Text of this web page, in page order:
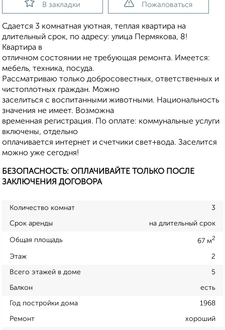
В закладки Пожаловаться
Сдается 3 комнатная уютная, теплая квартира на
длительный срок, по адресу: улица Пермякова, 8!
Квартира в
отличном состоянии не требующая ремонта. Имеется:
мебель, техника, посуда.
Рассматриваю только добросовестных, ответственных и
чистоплотных граждан. Можно
заселиться с воспитанными животными. Национальность
значения не имеет. Возможна
временная регистрация. По оплате: коммунальные услуги
включены, отдельно
оплачивается интернет и счетчики свет+вода. Заселится
можно уже сегодня!
БЕЗОПАСНОСТЬ: ОПЛАЧИВАЙТЕ ТОЛЬКО ПОСЛЕ
ЗАКЛЮЧЕНИЯ ДОГОВОРА
Количество комнат 3
Срок аренды на длительный срок
Общая площадь 67 м2
Этаж 2
Всего этажей в доме 5
Балкон есть
Год постройки дома 1968
Ремонт хороший